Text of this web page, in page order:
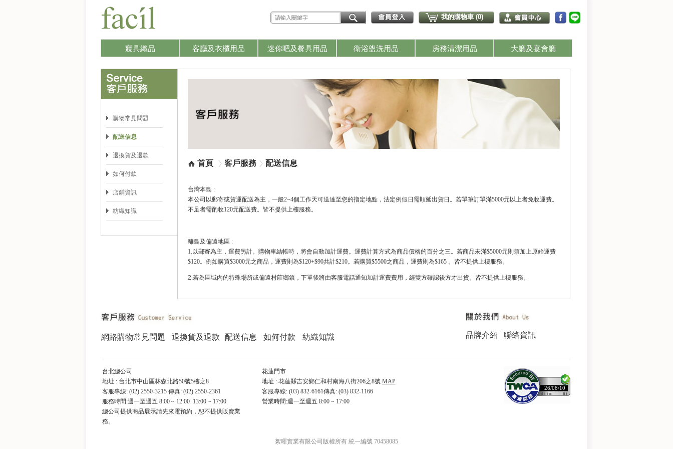
我的購物車 (0)
寢具織品 客廳及衣櫃用品 迷你吧及餐具用品 衛浴盥洗用品 房務清潔用品 大廳及宴會廳
購物常見問題
配送信息
退換貨及退款
如何付款
店鋪資訊
紡織知識
首頁 客戶服務 配送信息
台灣本島 :
本公司以郵寄或貨運配送為主，一般2~4個工作天可送達至您的指定地點，法定例假日需順延出貨日。若單筆訂單滿5000元以上者免收運費。
不足者需酌收120元配送費。 皆不提供上樓服務。
離島及偏遠地區 :
1.以郵寄為主，運費另計。購物車結帳時，將會自動加計運費。運費計算方式為商品價格的百分之三。若商品未滿$5000元則須加上原始運費
$120。例如購買$3000元之商品，運費則為$120+$90共計$210。若購買$5500之商品，運費則為$165 。 皆不提供上樓服務。
2.若為區域內的特殊場所或偏遠村莊鄉鎮，下單後將由客服電話通知加計運費費用，經雙方確認後方才出貨。皆不提供上樓服務。
網路購物常見問題 退換貨及退款 配送信息 如何付款 紡織知識 品牌介紹 聯絡資訊
台北總公司
地址 : 台北市中山區林森北路50號5樓之8
客服專線: (02) 2550-3215 傳真: (02) 2550-2361
服務時間:週一至週五 8:00 ~ 12:00 13:00 ~ 17:00
總公司提供商品展示請先來電預約，恕不提供販賣業
務。
花蓮門市
地址 : 花蓮縣吉安鄉仁和村南海八街206之8號 MAP
客服專線: (03) 832-6161傳真: (03) 832-1166
營業時間:週一至週五 8:00 ~ 17:00
26/08/10
絮暉實業有限公司版權所有 統一編號 70458085